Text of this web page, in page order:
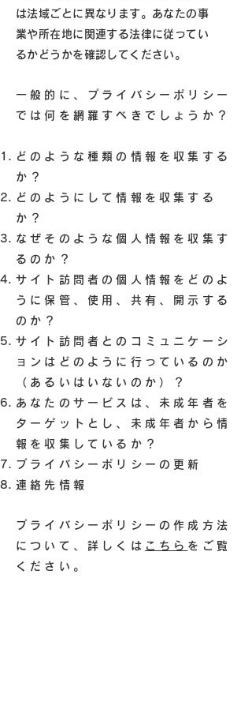
は法域ごとに異なります。あなたの事
業や所在地に関連する法律に従ってい
るかどうかを確認してください。
一般的に、プライバシーポリシー
では何を網羅すべきでしょうか？
どのような種類の情報を収集する
か？
どのようにして情報を収集する
か？
なぜそのような個人情報を収集す
るのか？
サイト訪問者の個人情報をどのよ
うに保管、使用、共有、開示する
のか？
サイト訪問者とのコミュニケーシ
ョンはどのように行っているのか
（あるいはいないのか）？
あなたのサービスは、未成年者を
ターゲットとし、未成年者から情
報を収集しているか？
プライバシーポリシーの更新
連絡先情報
プライバシーポリシーの作成方法
について、詳しくは こちら をご覧
ください。